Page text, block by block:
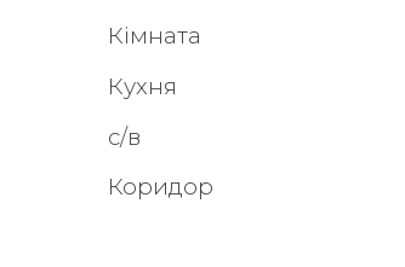
Кімната
Кухня
с/в
Коридор